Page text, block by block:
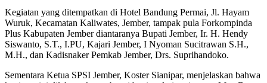
Kegiatan yang ditempatkan di Hotel Bandung Permai, Jl. Hayam
Wuruk, Kecamatan Kaliwates, Jember, tampak pula Forkompinda
Plus Kabupaten Jember diantaranya Bupati Jember, Ir. H. Hendy
Siswanto, S.T., I.PU, Kajari Jember, I Nyoman Sucitrawan S.H.,
M.H., dan Kadisnaker Pemkab Jember, Drs. Suprihandoko.
Sementara Ketua SPSI Jember, Koster Sianipar, menjelaskan bahwa